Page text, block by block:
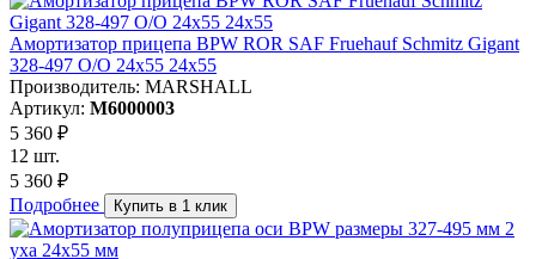
Амортизатор прицепа BPW ROR SAF Fruehauf Schmitz Gigant
328-497 O/O 24x55 24x55
Производитель: MARSHALL
Артикул: M6000003
5 360 ₽
12 шт.
5 360 ₽
Подробнее
Купить в 1 клик